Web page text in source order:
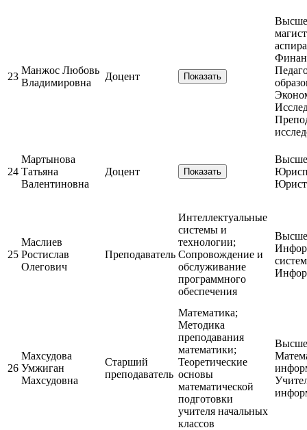
23
Манжос Любовь
Владимировна
Доцент Показать
24
Мартынова
Татьяна
Валентиновна
Доцент Показать
Юрист
25
Маслиев
Ростислав
Олегович
Преподаватель
Интеллектуальные
системы и
технологии;
Сопровождение и
обслуживание
программного
обеспечения
26
Махсудова
Умжиган
Махсудовна
Старший
преподаватель
Математика;
Методика
преподавания
математики;
Теоретические
основы
математической
подготовки
учителя начальных
классов